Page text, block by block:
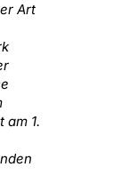
Art
am 1.